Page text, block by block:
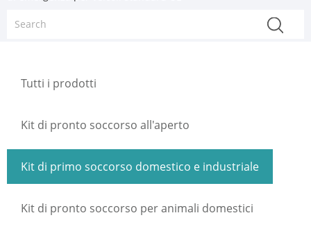
Tutti i prodotti
Kit di pronto soccorso all'aperto
Kit di primo soccorso domestico e industriale
Kit di pronto soccorso per animali domestici